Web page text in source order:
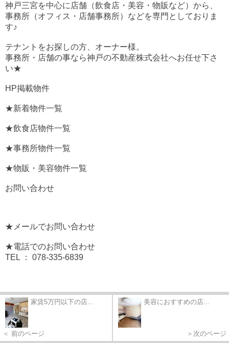
神戸三宮を中心に店舗（飲食店・美容・物販など）から、
事務所（オフィス・店舗事務所）などを専門としておりま
す♪
テナントをお探しの方、オーナー様。
事務所・店舗の事なら神戸の不動産株式会社へお任せ下さ
い★
HP掲載物件
★新着物件一覧
★飲食店物件一覧
★事務所物件一覧
★物販・美容物件一覧
お問い合わせ
★メールでお問い合わせ
★電話でのお問い合わせ
TEL ： 078-335-6839
家賃5万円以下の店...
＜ 前のページ
美容におすすめの店...
＞次のページ